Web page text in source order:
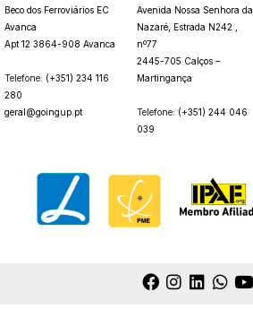
Beco dos Ferroviários EC
Avanca
Apt 12 3864-908 Avanca
Telefone: (+351) 234 116
280
geral@goingup.pt
Avenida Nossa Senhora da
Nazaré, Estrada N242 ,
nº77
2445-705 Calços –
Martingança
Telefone: (+351) 244 046
039